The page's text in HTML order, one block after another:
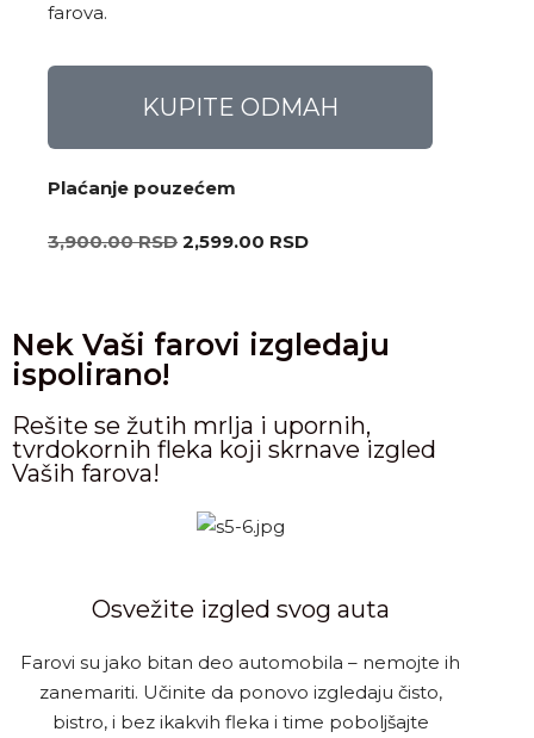
farova.
KUPITE ODMAH
Plaćanje pouzećem
3,900.00RSD 2,599.00 RSD
Nek Vaši farovi izgledaju
ispolirano!
Rešite se žutih mrlja i upornih,
tvrdokornih fleka koji skrnave izgled
Vaših farova!
Osvežite izgled svog auta
Farovi su jako bitan deo automobila – nemojte ih
zanemariti. Učinite da ponovo izgledaju čisto,
bistro, i bez ikakvih fleka i time poboljšajte